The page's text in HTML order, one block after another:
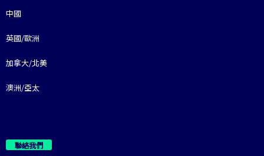
中國
英國/歐洲
加拿大/北美
澳洲/亞太
聯絡我們